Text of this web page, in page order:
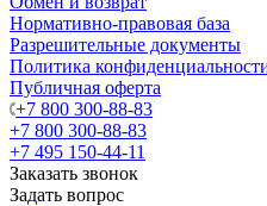
Нормативно-правовая база
Разрешительные документы
Политика
Публичная оферта
+7 800 300-88-83
+7 800 300-88-83
+7 495 150-44-11
Заказать звонок
Задать вопрос